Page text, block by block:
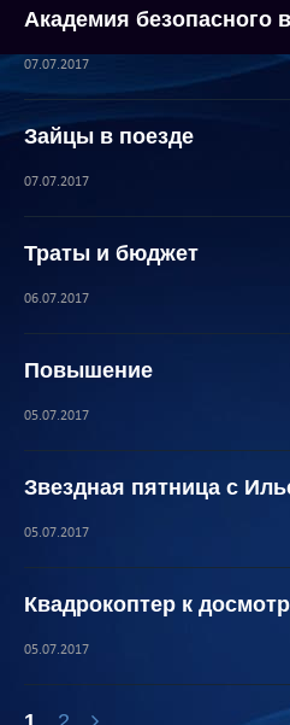
Академия безопасного
07.07.2017
Зайцы в поезде
07.07.2017
Траты и бюджет
06.07.2017
Повышение
05.07.2017
Звездная пятница с
05.07.2017
Квадрокоптер к
05.07.2017